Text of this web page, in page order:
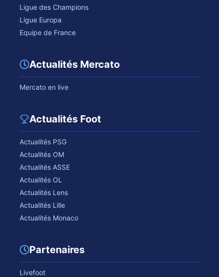
Ligue des Champions
Ligue Europa
Equipe de France
Actualités Mercato
Mercato en live
Actualités Foot
Actualités PSG
Actualités OM
Actualités ASSE
Actualités OL
Actualités Lens
Actualités Lille
Actualités Monaco
Partenaires
Livefoot